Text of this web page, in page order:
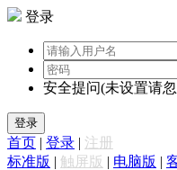
登录
安全提问(未设置请
登录
首页 | 登录 | 注册
标准版 | 触屏版 | 电脑版 |